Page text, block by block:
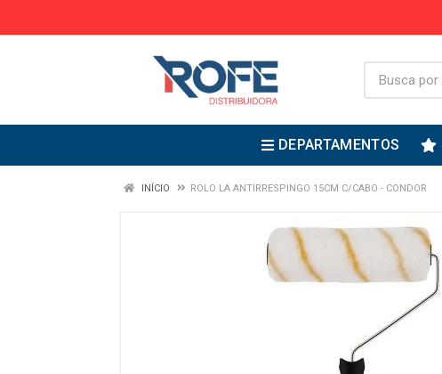
DEPARTAMENTOS
INÍCIO ROLO LA ANTIRRESPINGO 15CM C/CABO - CONDOR